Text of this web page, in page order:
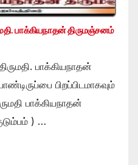
பாக்கியநாதன் திருமஞ்சனம்
பாக்கியநாதன்
பிறப்பிடமாகவும்
பாக்கியநாதன்
) …